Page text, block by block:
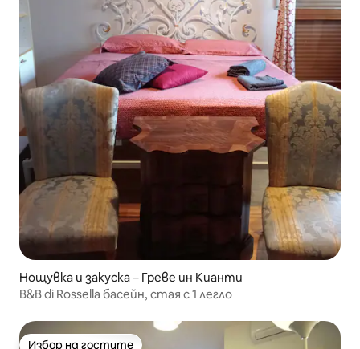
Нощувка и закуска – Греве ин Кианти
B&B di Rossella басейн, стая с 1 легло
Избор на гостите